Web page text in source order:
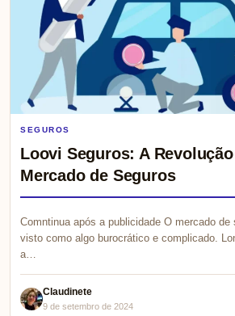
SEGUROS
Loovi Seguros: A
Mercado de Seguros
Comntinua após a publicidade O mercado de
visto como algo burocrático e complicado.
a…
Claudinete
9 de setembro de 2024